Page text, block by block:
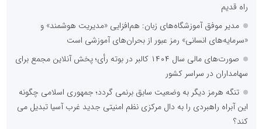
راه قدیم
مدیر موفق آموزشگاه‌های زبان: هم‌افزایی «مدیریت هوشمند» و
«سرمایه‌های انسانی» رمز عبور از بحران‌های آموزشی است
صورت‌های مالی سال ۱۴۰۴ کالبر در بوته رأی؛ پخش آنلاین مجمع برای
سهامداران در سراسر کشور
تنگه هرمز دیگر به وضعیت سابق برنمی گردد؛ جمهوری اسلامی چگونه
این آبراه راهبردی را به دال مرکزی نظم امنیتی جدید غرب آسیا تبدیل می
کند؟